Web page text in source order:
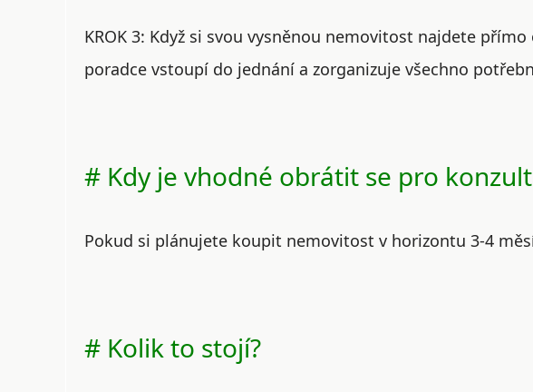
KROK 3: Když si svou vysněnou nemovitost najdete
poradce vstoupí do jednání a zorganizuje všechno
# Kdy je vhodné obrátit se pro
Pokud si plánujete koupit nemovitost v horizontu 3-4
# Kolik to stojí?